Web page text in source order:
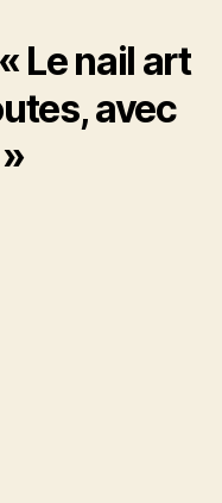
Le nail art
avec